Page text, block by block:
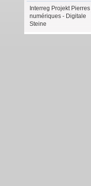
Interreg Projekt Pierres
numériques - Digitale
Steine